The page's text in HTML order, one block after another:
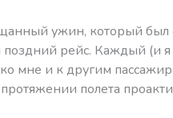
ужин, который
поздний рейс. Каждый (и я
мне и к другим
полета